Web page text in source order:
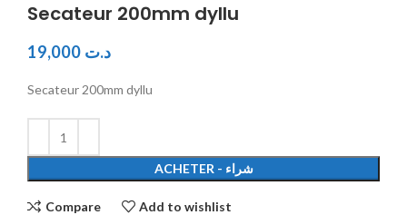
Secateur 200mm dyllu
د.ت
Secateur 200mm dyllu
ACHETER - شراء
Compare Add to wishlist